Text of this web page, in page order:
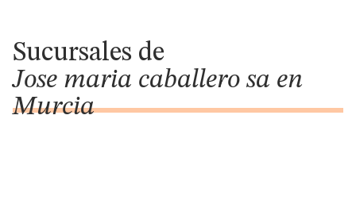
Sucursales de
Jose maria caballero sa en
Murcia